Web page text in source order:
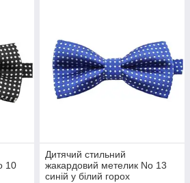
10
Дитячий стильний
жакардовий метелик No 13
синій у білий горох